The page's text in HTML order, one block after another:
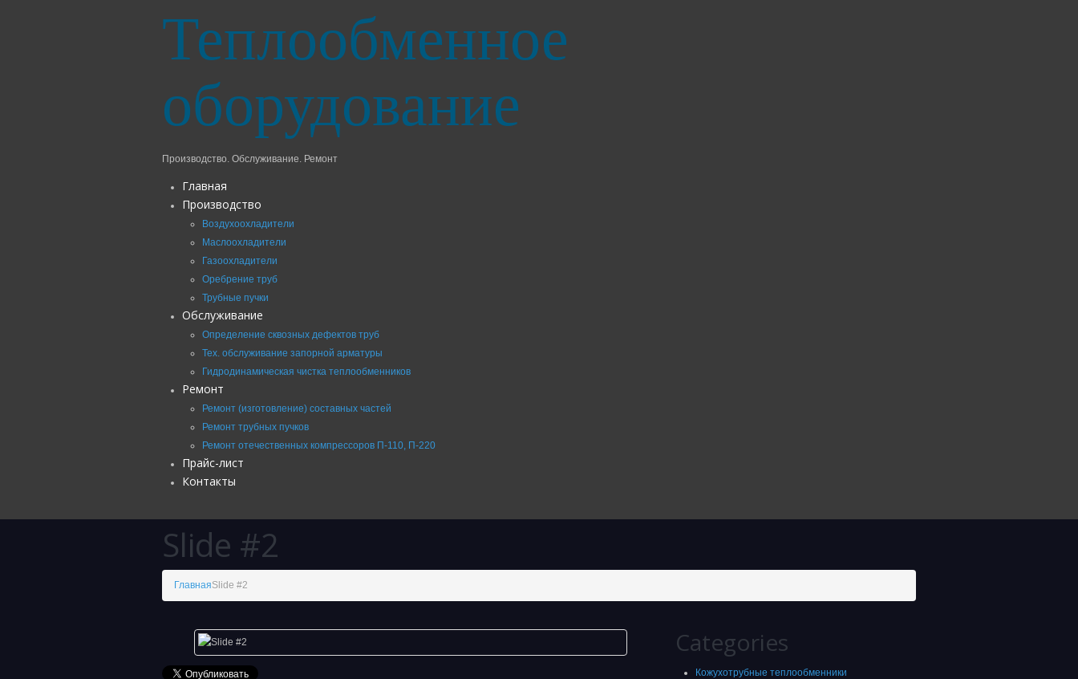
Теплообменное
оборудование
Производство. Обслуживание. Ремонт
Главная
Производство
Воздухоохладители
Маслоохладители
Газоохладители
Оребрение труб
Трубные пучки
Обслуживание
Определение сквозных дефектов труб
Тех. обслуживание запорной арматуры
Гидродинамическая чистка теплообменников
Ремонт
Ремонт (изготовление) составных частей
Ремонт трубных пучков
Ремонт отечественных компрессоров П-110, П-220
Прайс-лист
Контакты
Slide #2
ГлавнаяSlide #2
Categories
Кожухотрубные теплообменники